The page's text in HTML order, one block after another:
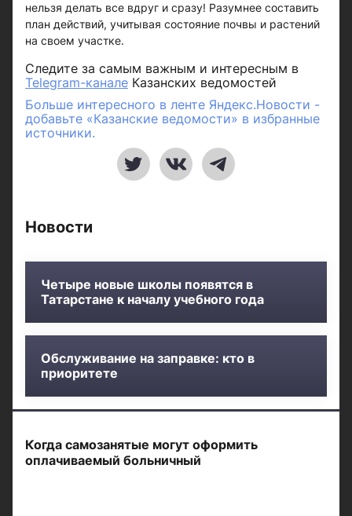
нельзя делать все вдруг и сразу! Разумнее составить
план действий, учитывая состояние почвы и растений
на своем участке.
Следите за самым важным и интересным в
Telegram-канале Казанских ведомостей
Больше интересного в ленте Яндекс.Новости -
добавьте «Казанские ведомости» в избранные
источники.
Новости
Четыре новые школы появятся в
Татарстане к началу учебного года
Обслуживание на заправке: кто в
приоритете
Когда самозанятые могут оформить
оплачиваемый больничный